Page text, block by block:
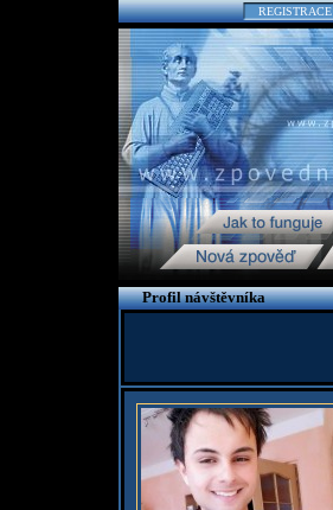
REGISTRACE
Profil návštěvníka